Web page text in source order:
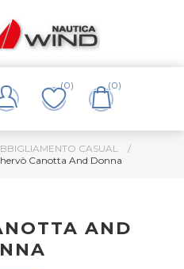
(0) (0)
CASUAL
/
Canotta And Donna
AND